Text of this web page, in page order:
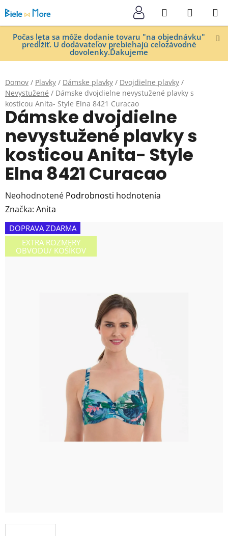
na
obsah
Počas leta sa môže dodanie tovaru "na objednávku"
predĺžiť. U dodávateľov prebiehajú celozávodné
dovolenky.Ďakujeme
Hľadať
KOŠÍK
Domov / Plavky / Dámske plavky / Dvojdielne plavky /
Nevystužené / Dámske dvojdielne nevystužené plavky s
kosticou Anita- Style Elna 8421 Curacao
Dámske dvojdielne
nevystužené plavky s
kosticou Anita- Style
Elna 8421 Curacao
Priemerné
hodnotenie
produktu
je
Neohodnotené Podrobnosti hodnotenia
Značka: Anita
DOPRAVA ZDARMA
EXTRA ROZMERY
OBVODU/ KOŠÍKOV